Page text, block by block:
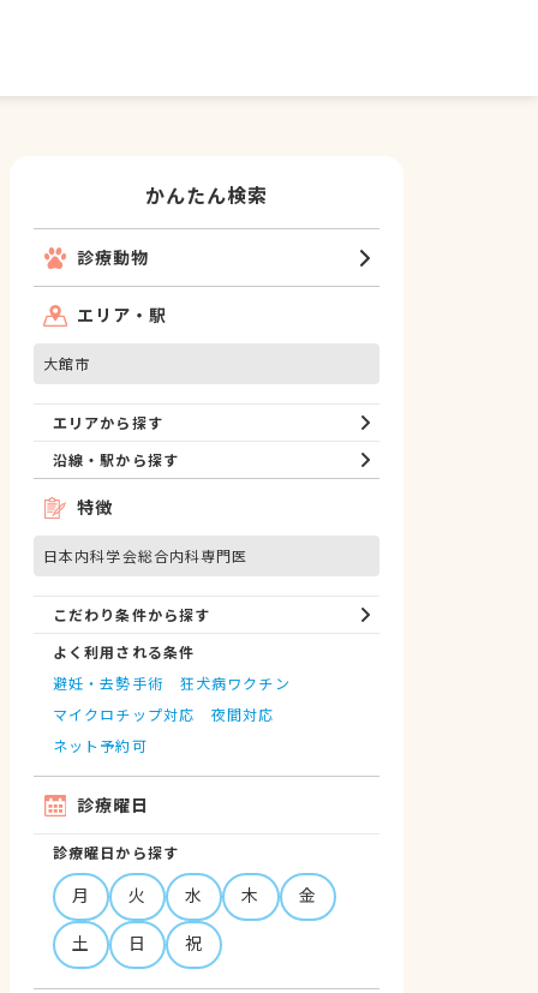
かんたん検索
診療動物
エリア・駅
大館市
エリアから探す
沿線・駅から探す
特徴
日本内科学会総合内科専門医
こだわり条件から探す
よく利用される条件
避妊・去勢手術
狂犬病ワクチン
マイクロチップ対応
夜間対応
ネット予約可
診療曜日
診療曜日から探す
月 火 水 木
金
土
日 祝